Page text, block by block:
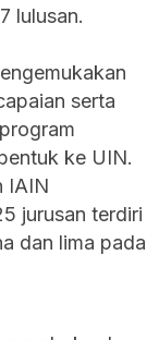
lulusan.
serta
ke UIN.
IAIN
jurusan terdiri
dan lima pada